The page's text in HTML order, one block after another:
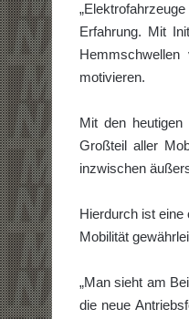
Erfahrung. Mit
motivieren.
Mit den
Großteil aller
inzwischen
Hierdurch ist eine
Mobilität
„Man sieht am
die neue